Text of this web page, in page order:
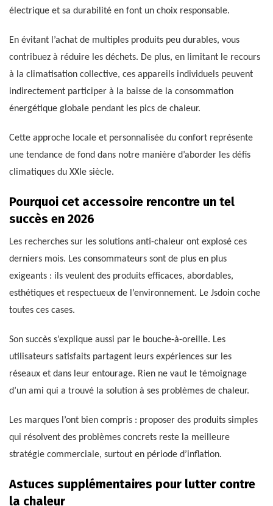
électrique et sa durabilité en font un choix responsable.
En évitant l’achat de multiples produits peu durables, vous
contribuez à réduire les déchets. De plus, en limitant le recours
à la climatisation collective, ces appareils individuels peuvent
indirectement participer à la baisse de la consommation
énergétique globale pendant les pics de chaleur.
Cette approche locale et personnalisée du confort représente
une tendance de fond dans notre manière d’aborder les défis
climatiques du XXIe siècle.
Pourquoi cet accessoire rencontre un tel
succès en 2026
Les recherches sur les solutions anti-chaleur ont explosé ces
derniers mois. Les consommateurs sont de plus en plus
exigeants : ils veulent des produits efficaces, abordables,
esthétiques et respectueux de l’environnement. Le Jsdoin coche
toutes ces cases.
Son succès s’explique aussi par le bouche-à-oreille. Les
utilisateurs satisfaits partagent leurs expériences sur les
réseaux et dans leur entourage. Rien ne vaut le témoignage
d’un ami qui a trouvé la solution à ses problèmes de chaleur.
Les marques l’ont bien compris : proposer des produits simples
qui résolvent des problèmes concrets reste la meilleure
stratégie commerciale, surtout en période d’inflation.
Astuces supplémentaires pour lutter contre
la chaleur